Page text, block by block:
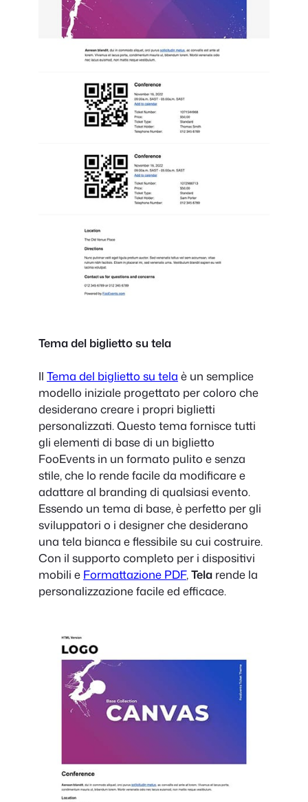
Tema del biglietto su tela
Il Tema del biglietto su tela è un semplice
modello iniziale progettato per coloro che
desiderano creare i propri biglietti
personalizzati. Questo tema fornisce tutti
gli elementi di base di un biglietto
FooEvents in un formato pulito e senza
stile, che lo rende facile da modificare e
adattare al branding di qualsiasi evento.
Essendo un tema di base, è perfetto per gli
sviluppatori o i designer che desiderano
una tela bianca e flessibile su cui costruire.
Con il supporto completo per i dispositivi
mobili e Formattazione PDF,Tela rende la
personalizzazione facile ed efficace.